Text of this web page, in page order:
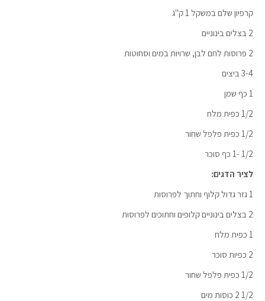
קרפיון שלם במשקל 1 ק"ג
2 בצלים בינוניים
2 פרוסות לחם לבן, שרויות במים וסחוטות
3-4 ביצים
1 כף שמן
1/2 כפית מלח
1/2 כפית פלפל שחור
1/2 -1 כף סוכר
לציר הדגים:
1 גזר גדול קלוף וחתוך לפרוסות
2 בצלים בינוניים קלופים וחתוכים לפרוסות
1 כפית מלח
2 כפיות סוכר
1/2 כפית פלפל שחור
1/2 2 כוסות מים